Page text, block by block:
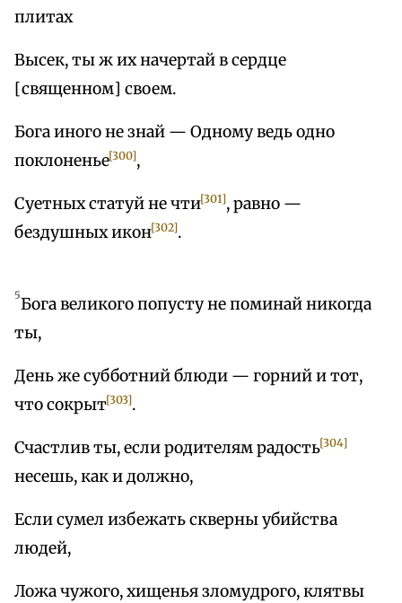
плитах
Высек, ты ж их начертай в сердце
[священном] своем.
Бога иного не знай — Одному ведь одно
поклоненье[300],
Суетных статуй не чти[301], равно —
бездушных икон[302].
5Бога великого попусту не поминай никогда
ты,
День же субботний блюди — горний и тот,
что сокрыт[303].
Счастлив ты, если родителям радость[304]
несешь, как и должно,
Если сумел избежать скверны убийства
людей,
Ложа чужого, хищенья зломудрого, клятвы